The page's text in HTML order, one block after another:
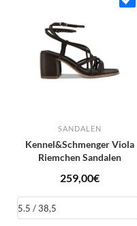
SANDALEN
Kennel&Schmenger Viola
Riemchen Sandalen
259,00€